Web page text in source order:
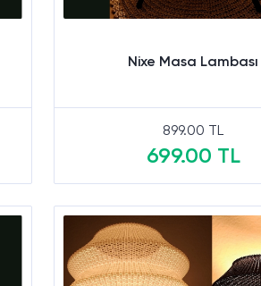
Nixe Masa Lambası
899.00 TL
699.00 TL
Sepete Ekle